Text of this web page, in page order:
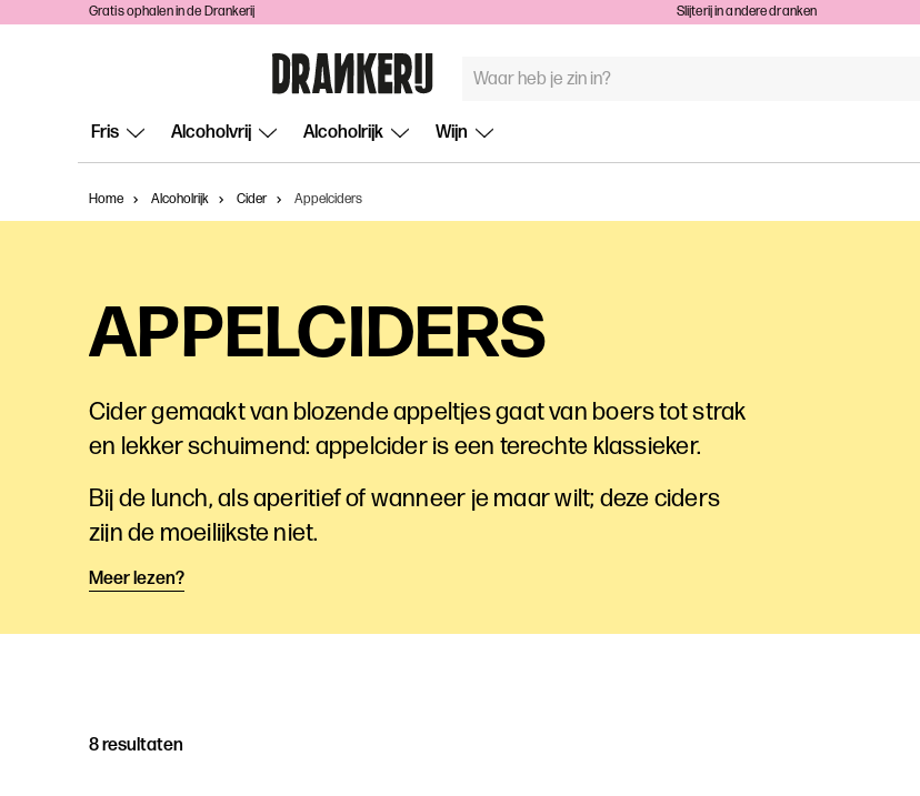
Gratis ophalen in de Drankerij Slijterij in andere dranken
Fris Alcoholvrij Alcoholrijk Wijn
TREFWOORD
Home Alcoholrijk Cider Appelciders
APPELCIDERS
Cider gemaakt van blozende appeltjes gaat van boers tot strak
en lekker schuimend: appelcider is een terechte klassieker.
Bij de lunch, als aperitief of wanneer je maar wilt; deze ciders
zijn de moeilijkste niet.
Meer lezen?
8 resultaten